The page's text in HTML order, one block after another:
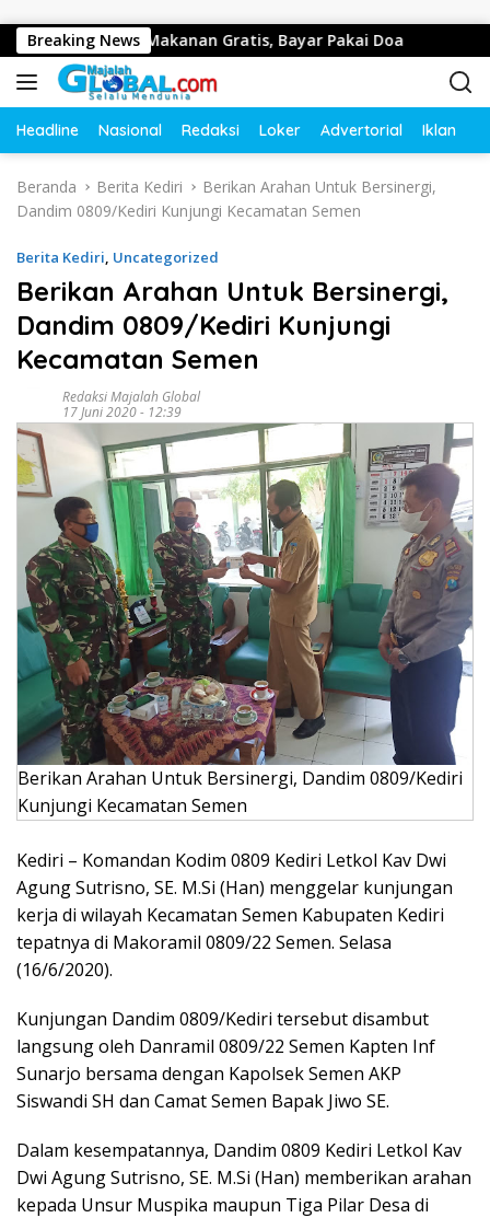
Breaking News
Bagikan Makanan Gratis, Bayar Pakai Doa
Headline Nasional Redaksi Loker Advertorial Iklan
Beranda Berita Kediri
Berikan Arahan Untuk Bersinergi,
Dandim 0809/Kediri Kunjungi Kecamatan Semen
Berita Kediri, Uncategorized
Berikan Arahan Untuk Bersinergi,
Dandim 0809/Kediri Kunjungi
Kecamatan Semen
Redaksi Majalah Global
17 Juni 2020 - 12:39
Berikan Arahan Untuk Bersinergi, Dandim 0809/Kediri
Kunjungi Kecamatan Semen
Kediri – Komandan Kodim 0809 Kediri Letkol Kav Dwi
Agung Sutrisno, SE. M.Si (Han) menggelar kunjungan
kerja di wilayah Kecamatan Semen Kabupaten Kediri
tepatnya di Makoramil 0809/22 Semen. Selasa
(16/6/2020).
Kunjungan Dandim 0809/Kediri tersebut disambut
langsung oleh Danramil 0809/22 Semen Kapten Inf
Sunarjo bersama dengan Kapolsek Semen AKP
Siswandi SH dan Camat Semen Bapak Jiwo SE.
Dalam kesempatannya, Dandim 0809 Kediri Letkol Kav
Dwi Agung Sutrisno, SE. M.Si (Han) memberikan arahan
kepada Unsur Muspika maupun Tiga Pilar Desa di